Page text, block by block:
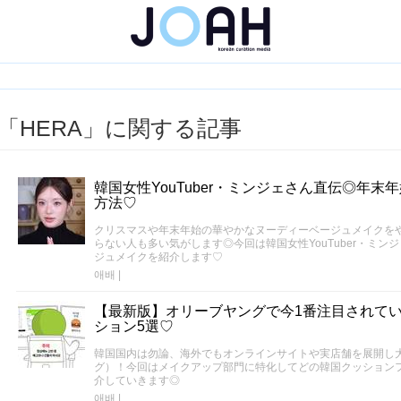
HERA」に関する記事
韓国女性YouTuber・ミンジェさん直伝◎年末
方法♡
クリスマスや年末年始の華やかなヌーディーベージュメイク
らない人も多い気がします◎今回は韓国女性YouTuber・ミン
ジュメイクを紹介します♡
애배
【最新版】オリーブヤングで今1番注目されて
ション5選♡
韓国国内は勿論、海外でもオンラインサイトや実店舗を展開し
グ）！今回はメイクアップ部門に特化してどの韓国クッショ
介していきます◎
애배